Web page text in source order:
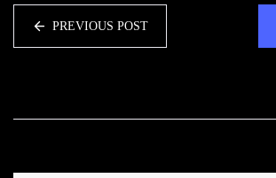
PREVIOUS POST